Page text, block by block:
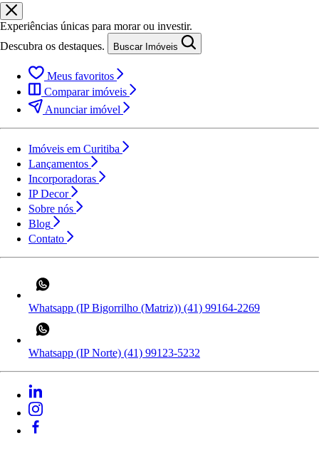
Experiências únicas para morar ou investir.
Descubra os destaques.
Buscar Imóveis
Meus favoritos
Comparar imóveis
Anunciar imóvel
Imóveis em Curitiba
Lançamentos
Incorporadoras
IP Decor
Sobre nós
Blog
Contato
Whatsapp (IP Bigorrilho (Matriz)) (41) 99164-2269
Whatsapp (IP Norte) (41) 99123-5232